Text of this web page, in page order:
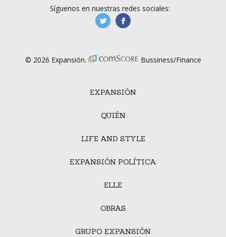
EXPANSIÓN
QUIÉN
LIFE AND STYLE
EXPANSIÓN POLÍTICA
ELLE
OBRAS
GRUPO EXPANSIÓN
Síguenos en nuestras redes sociales:
manufacturaGE
© 2026 Expansión. Bussiness/Finance